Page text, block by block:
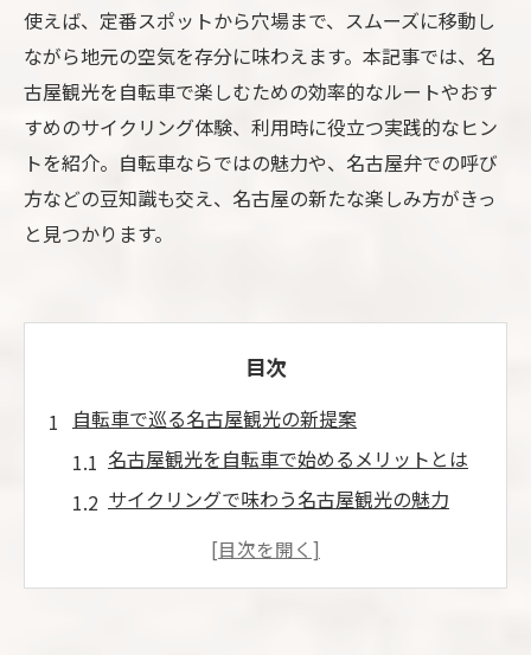
使えば、定番スポットから穴場まで、スムーズに移動し
ながら地元の空気を存分に味わえます。本記事では、名
古屋観光を自転車で楽しむための効率的なルートやおす
すめのサイクリング体験、利用時に役立つ実践的なヒン
トを紹介。自転車ならではの魅力や、名古屋弁での呼び
方などの豆知識も交え、名古屋の新たな楽しみ方がきっ
と見つかります。
目次
自転車で巡る名古屋観光の新提案
名古屋観光を自転車で始めるメリットとは
サイクリングで味わう名古屋観光の魅力
名古屋観光を効率化する自転車活用法